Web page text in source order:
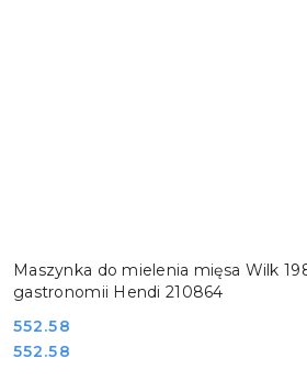
Maszynka do mielenia mięsa Wilk
gastronomii Hendi 210864
Cena:
552.58
Cena:
552.58